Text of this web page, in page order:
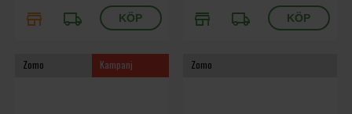
store local_shipping store local_shipping
Zomo Kampanj Zomo